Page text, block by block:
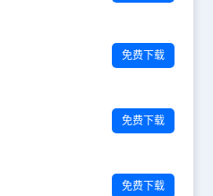
免费下载
免费下载
免费下载